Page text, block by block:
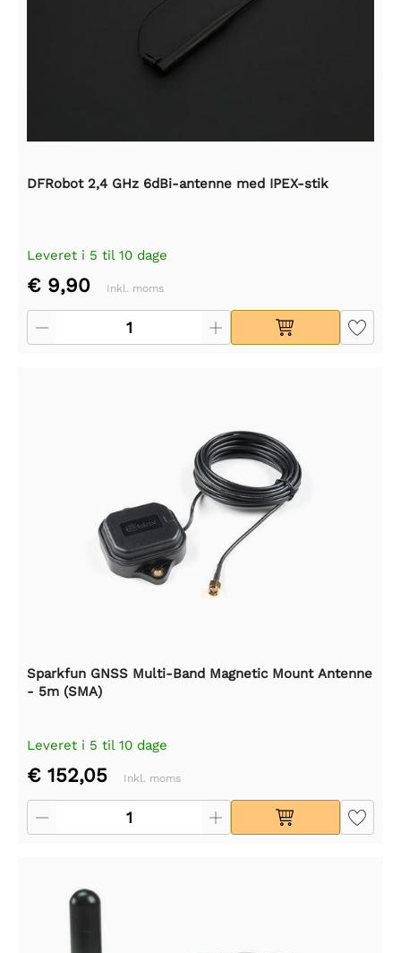
DFRobot 2,4 GHz 6dBi-antenne med IPEX-stik
Leveret i 5 til 10 dage
€ 9,90 Inkl. moms
Sparkfun GNSS Multi-Band Magnetic Mount Antenne
- 5m (SMA)
Leveret i 5 til 10 dage
€ 152,05 Inkl. moms